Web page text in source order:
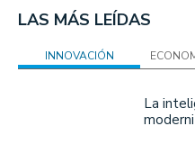
LAS MÁS LEÍDAS
INNOVACIÓN
La